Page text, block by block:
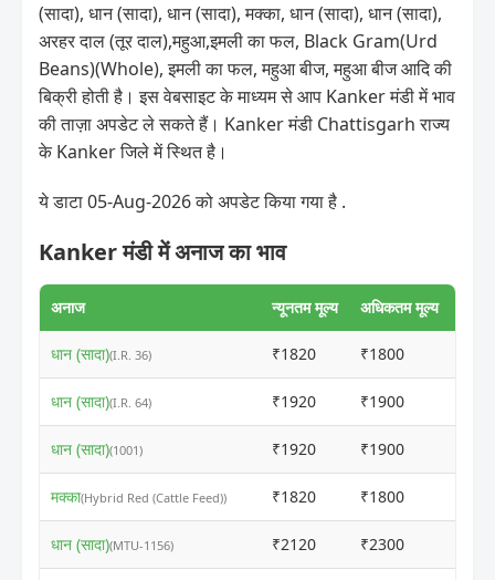
(सादा), धान (सादा), धान (सादा), मक्का, धान (सादा), धान (सादा),
अरहर दाल (तूर दाल),महुआ,इमली का फल, Black Gram(Urd
Beans)(Whole), इमली का फल, महुआ बीज, महुआ बीज आदि की
बिक्री होती है। इस वेबसाइट के माध्यम से आप Kanker मंडी में भाव
की ताज़ा अपडेट ले सकते हैं। Kanker मंडी Chattisgarh राज्य
के Kanker जिले में स्थित है।
ये डाटा 05-Aug-2026 को अपडेट किया गया है .
Kanker मंडी में अनाज का भाव
अनाज न्यूनतम मूल्य अधिकतम मूल्य
धान (सादा)(I.R. 36) ₹1820 ₹1800
धान (सादा)(I.R. 64) ₹1920 ₹1900
धान (सादा)(1001) ₹1920 ₹1900
मक्का(Hybrid Red (Cattle Feed)) ₹1820 ₹1800
धान (सादा)(MTU-1156) ₹2120 ₹2300